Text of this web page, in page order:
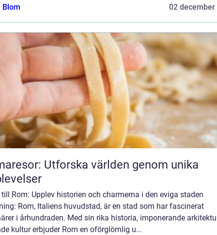
Blom
02 december
Utforska världen genom unika
till Rom: Upplev historien och charmerna i den eviga staden
Rom, Italiens huvudstad, är en stad som har fascinerat
i århundraden. Med sin rika historia, imponerande
kultur erbjuder Rom en oförglömlig u...